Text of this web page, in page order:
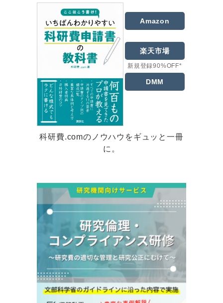
Amazon
楽天市場
新規登録90%OFF*
DMM
科研費.comのノウハウをギュッと一冊
に。